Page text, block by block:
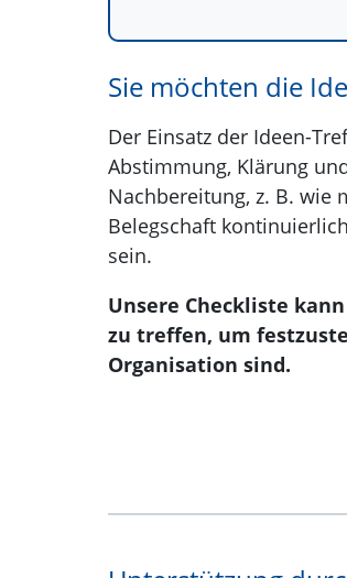
Sie möchten die
Der Einsatz der Ideen-
Abstimmung, Klärung
Nachbereitung, z. B. wie
Belegschaft
sein.
Unsere Checkliste
zu treffen, um
Organisation sind.